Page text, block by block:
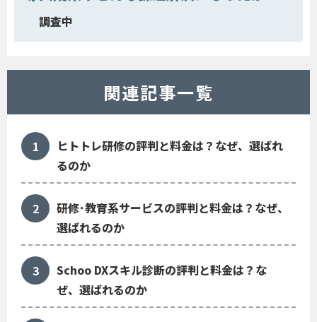
調査中
関連記事一覧
ヒトトレ研修の評判と料金は？なぜ、選ばれ
るのか
研修･教育系サービスの評判と料金は？なぜ、
選ばれるのか
Schoo DXスキル診断の評判と料金は？な
ぜ、選ばれるのか